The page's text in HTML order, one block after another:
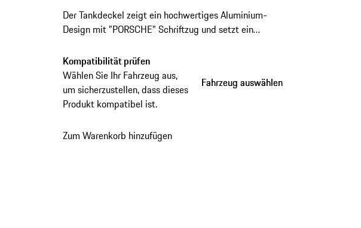
Der Tankdeckel zeigt ein hochwertiges Aluminium-
Design mit "PORSCHE" Schriftzug und setzt ein
Verliersicherung sorgt für sicheren Halt beim Tanken.
Kompatibilität prüfen
Wählen Sie Ihr Fahrzeug aus,
um sicherzustellen, dass dieses
Produkt kompatibel ist.
Fahrzeug auswählen
Fahrzeug auswählen
Zum Warenkorb hinzufügen